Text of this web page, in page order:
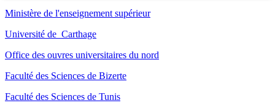
Ministère de l'enseignement supérieur
Université de Carthage
Office des ouvres universitaires du nord
Faculté des Sciences de Bizerte
Faculté des Sciences de Tunis